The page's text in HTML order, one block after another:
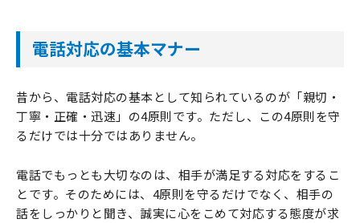
電話対応の基本マナー
昔から、電話対応の基本として知られているのが「親切・
丁寧・正確・迅速」の4原則です。ただし、この4原則を守
るだけでは十分ではありません。
電話でもっとも大切なのは、相手が満足する対応をするこ
とです。そのためには、4原則を守るだけでなく、相手の
話をしっかりと聞き、誠実に心をこめて対応する態度が求